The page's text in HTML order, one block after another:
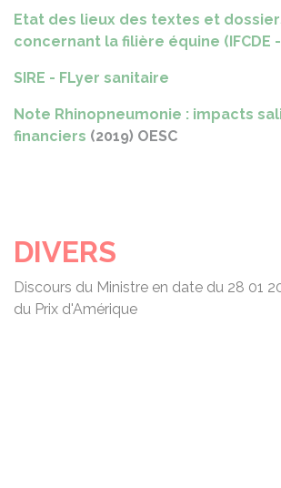
Etat des lieux des textes et
concernant la filière équine (IFCDE
SIRE - FLyer sanitaire
Note Rhinopneumonie : impacts
financiers (2019) OESC
DIVERS
Discours du Ministre en date du 28 01
du Prix d'Amérique